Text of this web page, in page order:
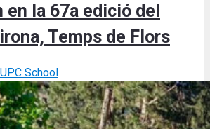
la 67a edició del
Temps de Flors
UPC School